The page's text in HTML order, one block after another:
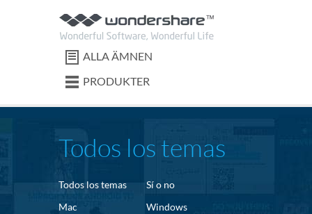
ALLA ÄMNEN
PRODUKTER
Todos los temas
Todos los temas
Sí o no
Mac
Windows